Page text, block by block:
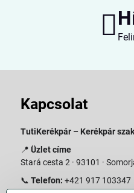
Kapcsolat
TutiKerékpár – Kerékpár
📍 Üzlet címe
Stará cesta 2 · 93101 ·
📞 Telefon: +421 917 103347